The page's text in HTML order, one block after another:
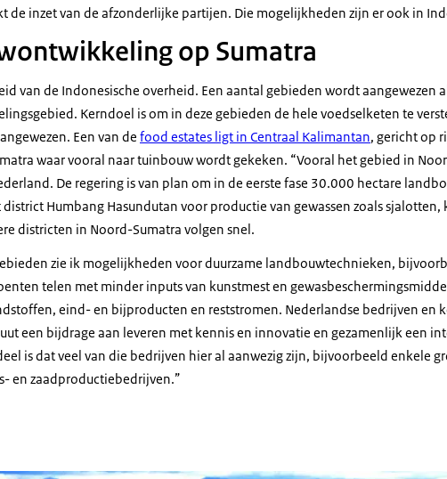
de inzet van de afzonderlijke partijen. Die mogelijkheden zijn er ook in
op Sumatra
van de Indonesische overheid. Een aantal gebieden wordt aangewezen
Kerndoel is om in deze gebieden de hele voedselketen te
Een van de food estates ligt in Centraal Kalimantan, gericht op
waar vooral naar tuinbouw wordt gekeken. “Vooral het gebied in
De regering is van plan om in de eerste fase 30.000 hectare
Humbang Hasundutan voor productie van gewassen zoals
districten in Noord-Sumatra volgen snel.
zie ik mogelijkheden voor duurzame landbouwtechnieken,
telen met minder inputs van kunstmest en
eind- en bijproducten en reststromen. Nederlandse bedrijven en
een bijdrage aan leveren met kennis en innovatie en gezamenlijk een
is dat veel van die bedrijven hier al aanwezig zijn, bijvoorbeeld enkele
en zaadproductiebedrijven.”
hasundutan